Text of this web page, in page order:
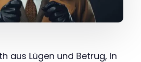
aus Lügen und Betrug, in